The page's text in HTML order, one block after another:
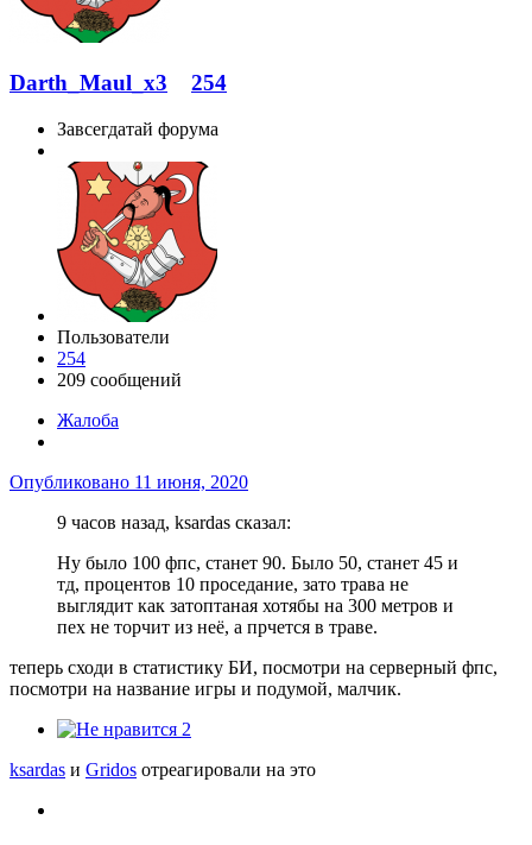
Darth_Maul_x3 254
Завсегдатай форума
Пользователи
254
209 сообщений
Жалоба
Опубликовано 11 июня, 2020
9 часов назад, ksardas сказал:
Ну было 100 фпс, станет 90. Было 50, станет 45 и
тд, процентов 10 проседание, зато трава не
выглядит как затоптаная хотябы на 300 метров и
пех не торчит из неё, а прчется в траве.
теперь сходи в статистику БИ, посмотри на серверный фпс,
посмотри на название игры и подумой, малчик.
2
ksardas и Gridos отреагировали на это